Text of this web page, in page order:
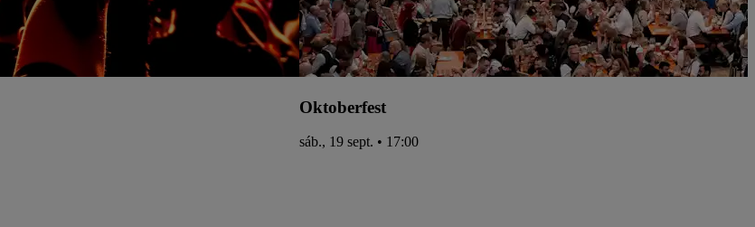
Oktoberfest
sáb., 19 sept. • 17:00